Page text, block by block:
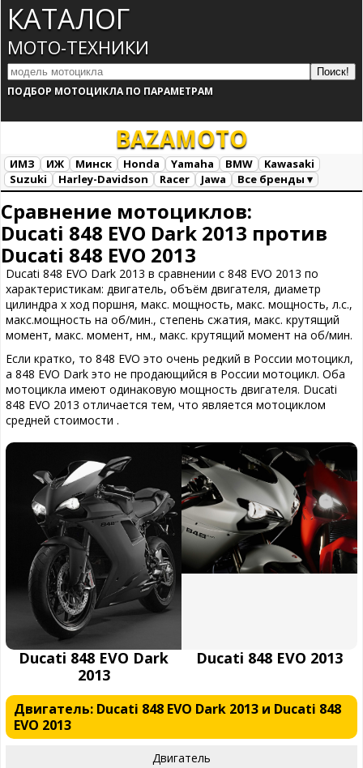
КАТАЛОГ
МОТО-ТЕХНИКИ
ПОДБОР МОТОЦИКЛА ПО ПАРАМЕТРАМ
BAZAMOTO
ИМЗ ИЖ Минск Honda Yamaha BMW
Kawasaki
Suzuki
Harley-Davidson Racer Jawa
Все бренды ▾
Сравнение мотоциклов:
Ducati 848 EVO Dark 2013 против
Ducati 848 EVO 2013
Ducati 848 EVO Dark 2013 в сравнении с 848 EVO 2013 по
характеристикам: двигатель, объём двигателя, диаметр
цилиндра х ход поршня, макс. мощность, макс. мощность, л.с.,
макс.мощность на об/мин., степень сжатия, макс. крутящий
момент, макс. момент, нм., макс. крутящий момент на об/мин.
Если кратко, то 848 EVO это очень редкий в России мотоцикл,
а 848 EVO Dark это не продающийся в России мотоцикл. Оба
мотоцикла имеют одинаковую мощность двигателя. Ducati
848 EVO 2013 отличается тем, что является мотоциклом
средней стоимости .
Ducati 848 EVO Dark
2013
Ducati 848 EVO 2013
Двигатель: Ducati 848 EVO Dark 2013 и Ducati 848
EVO 2013
Двигатель